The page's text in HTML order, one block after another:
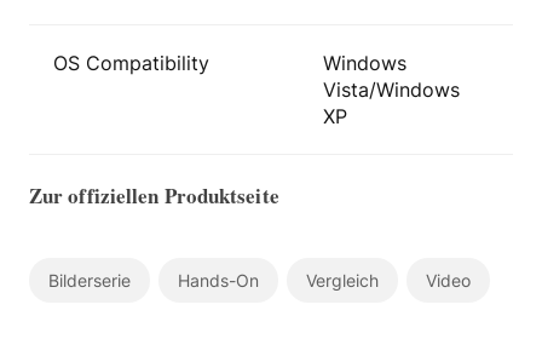
OS Compatibility
Windows
Vista/Windows
XP
Zur offiziellen Produktseite
Bilderserie Hands-On Vergleich Video